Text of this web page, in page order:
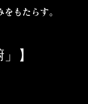
もたらす。
】